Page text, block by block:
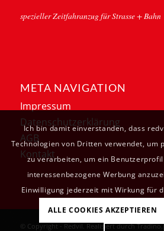
spezieller Zeitfahranzug für Strasse + Bahn
META NAVIGATION
Impressum
Datenschutzerklärung
AGB
Kontakt
© Copyright - Redvil. Realisiert durchTradino.
Ich bin damit einverstanden, dass
Technologien von Dritten verwendet, um
zu verarbeiten, um ein
interessenbezogene Werbung
Einwilligung jederzeit mit Wirkung für
ALLE COOKIES AKZEPTIEREN